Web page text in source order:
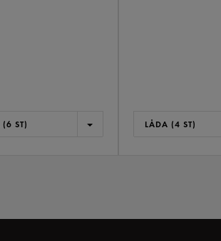
(6 ST) LÅDA (4 ST)